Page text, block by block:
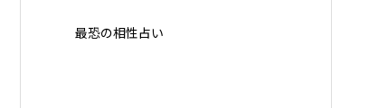
最恐の相性占い